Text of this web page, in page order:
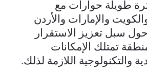
طويلة حوارات مع
والإمارات والأردن
سبل تعزيز الاستقرار
تمتلك الإمكانات
والتكنولوجية اللازمة لذلك.